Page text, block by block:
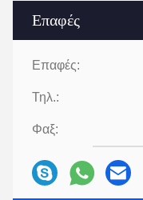
Επαφές
Επαφές:
Τηλ.:
Φαξ: